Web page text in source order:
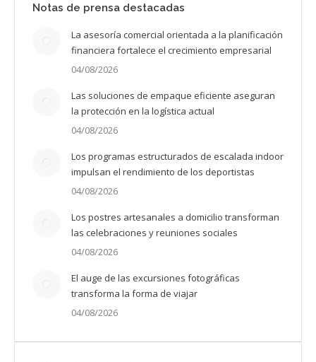
Notas de prensa destacadas
La asesoría comercial orientada a la planificación
financiera fortalece el crecimiento empresarial
04/08/2026
Las soluciones de empaque eficiente aseguran
la protección en la logística actual
04/08/2026
Los programas estructurados de escalada indoor
impulsan el rendimiento de los deportistas
04/08/2026
Los postres artesanales a domicilio transforman
las celebraciones y reuniones sociales
04/08/2026
El auge de las excursiones fotográficas
transforma la forma de viajar
04/08/2026